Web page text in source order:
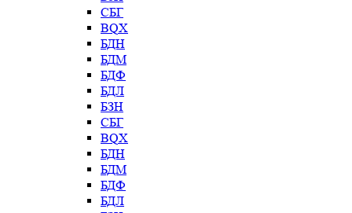
СБГ
BQX
БДН
БДМ
БДФ
БДЛ
БЗН
СБГ
BQX
БДН
БДМ
БДФ
БДЛ